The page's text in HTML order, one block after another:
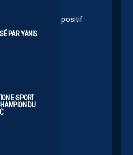
PAR YANIS
E-SPORT
DU
C est bien d être positif